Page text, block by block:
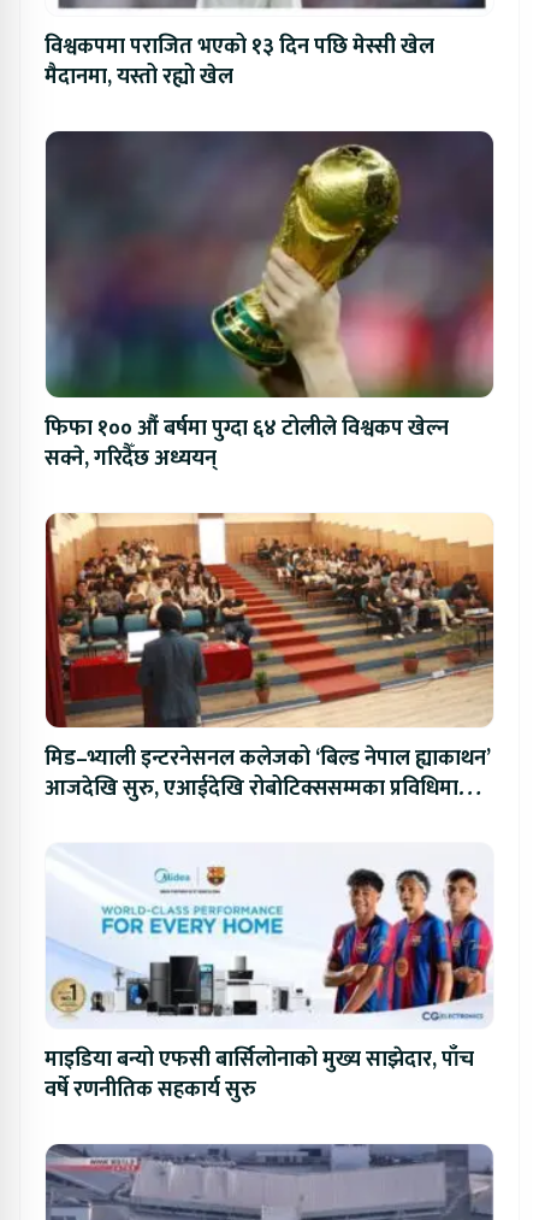
विश्वकपमा पराजित भएको १३ दिन पछि मेस्सी खेल
मैदानमा, यस्तो रह्यो खेल
फिफा १०० औं बर्षमा पुग्दा ६४ टोलीले विश्वकप खेल्न
सक्ने, गरिदैँछ अध्ययन्
मिड–भ्याली इन्टरनेसनल कलेजको ‘बिल्ड नेपाल ह्याकाथन’
आजदेखि सुरु, एआईदेखि रोबोटिक्ससम्मका प्रविधिमा
माइडिया बन्यो एफसी बार्सिलोनाको मुख्य साझेदार, पाँच
वर्षे रणनीतिक सहकार्य सुरु